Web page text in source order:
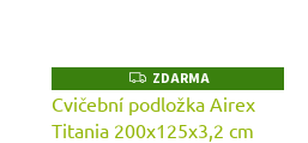
Z
D
A
R
ZDARMA
Cvičební podložka Airex
Titania 200x125x3,2 cm